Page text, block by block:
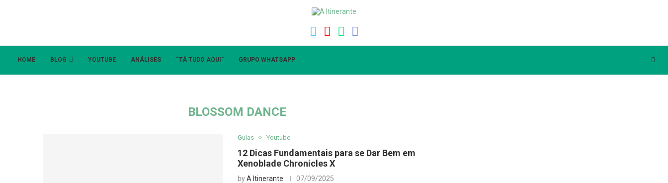
HOME BLOG YOUTUBE ANÁLISES “TÁ TUDO AQUI” GRUPO WHATSAPP
BLOSSOM DANCE
Guias Youtube
12 Dicas Fundamentais para se Dar Bem em
Xenoblade Chronicles X
byA Itinerante 07/09/2025